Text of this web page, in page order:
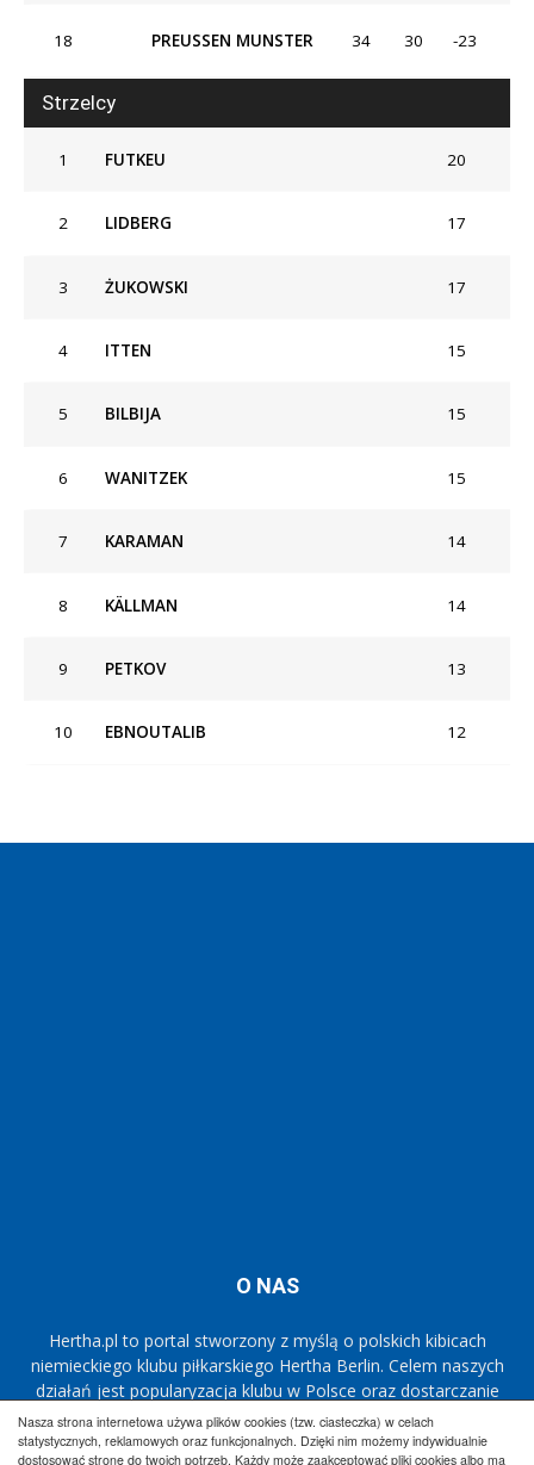
Nasza strona internetowa używa plików cookies (tzw. ciasteczka) w celach
statystycznych, reklamowych oraz funkcjonalnych. Dzięki nim możemy indywidualnie
dostosować stronę do twoich potrzeb. Każdy może zaakceptować pliki cookies albo ma
18 PREUSSEN MUNSTER 34 30 -23
Strzelcy
1 FUTKEU 20
2 LIDBERG 17
3 ŻUKOWSKI 17
4 ITTEN 15
5 BILBIJA 15
6 WANITZEK 15
7 KARAMAN 14
8 KÄLLMAN 14
9 PETKOV 13
10 EBNOUTALIB 12
O NAS
Hertha.pl to portal stworzony z myślą o polskich kibicach
niemieckiego klubu piłkarskiego Hertha Berlin. Celem naszych
działań jest popularyzacja klubu w Polsce oraz dostarczanie
najnowszych informacji dotyczących zespołu Die Alte Dame.